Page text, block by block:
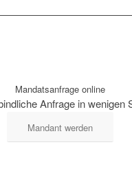
Mandatsanfrage online
Anfrage in wenigen
Mandant werden